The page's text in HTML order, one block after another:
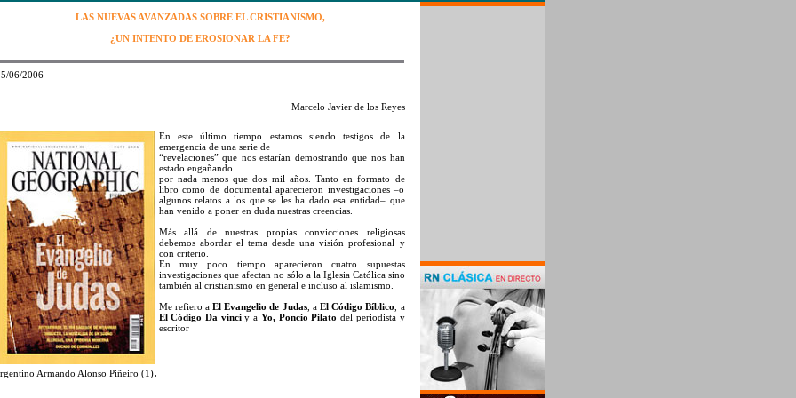
LAS NUEVAS AVANZADAS SOBRE EL CRISTIANISMO,
¿UN INTENTO DE EROSIONAR LA FE?
06/2006
Marcelo Javier de los Reyes
En este último tiempo estamos siendo testigos de la
emergencia de una serie de
“revelaciones” que nos estarían demostrando que nos han
estado engañando
por nada menos que dos mil años. Tanto en formato de
libro como de documental aparecieron investigaciones –o
algunos relatos a los que se les ha dado esa entidad– que
han venido a poner en duda nuestras creencias.
Más allá de nuestras propias convicciones religiosas
debemos abordar el tema desde una visión profesional y
con criterio.
En muy poco tiempo aparecieron cuatro supuestas
investigaciones que afectan no sólo a la Iglesia Católica sino
también al cristianismo en general e incluso al islamismo.
Me refiero aEl Evangelio de Judas, a El Código Bíblico
, a
El Código Da vinciy a Yo, Poncio Pilatodel periodista y
escritor
Armando Alonso Piñeiro (1).